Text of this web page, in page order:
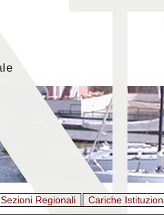
Sezioni Regionali Cariche